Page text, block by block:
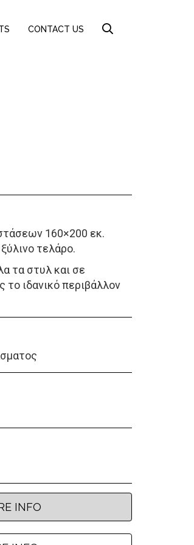
CONTACT US
160×200 εκ.
τελάρο.
τα στυλ και σε
το ιδανικό περιβάλλον
INFO